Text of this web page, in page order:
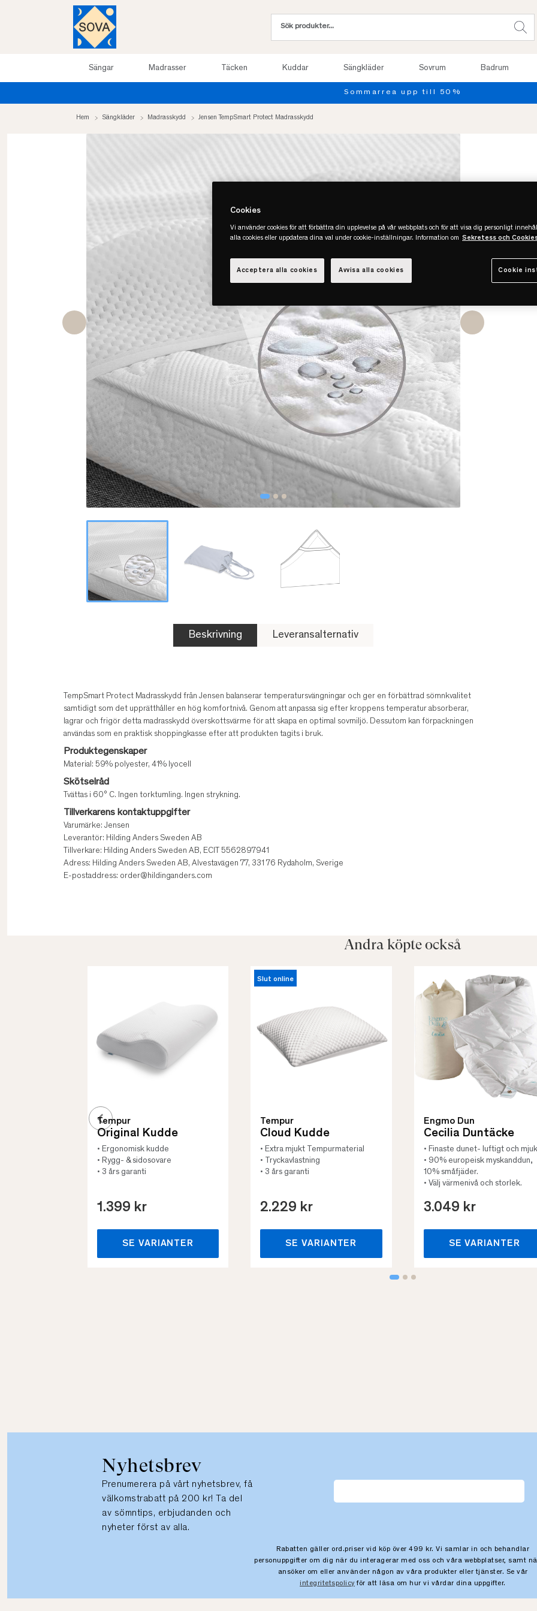
Sängar Madrasser Täcken Kuddar Sängkläder Sovrum Badrum
Sommarrea upp till 50%
Hem Sängkläder Madrasskydd Jensen TempSmart Protect Madrasskydd
Beskrivning Leveransalternativ
TempSmart Protect Madrasskydd från Jensen balanserar temperatursvängningar och ger en förbättrad sömnkvalitet
samtidigt som det upprätthåller en hög komfortnivå. Genom att anpassa sig efter kroppens temperatur absorberar,
lagrar och frigör detta madrasskydd överskottsvärme för att skapa en optimal sovmiljö. Dessutom kan förpackningen
användas som en praktisk shoppingkasse efter att produkten tagits i bruk.
Produktegenskaper
Material: 59% polyester, 41% lyocell
Skötselråd
Tvättas i 60° C. Ingen torktumling. Ingen strykning.
Tillverkarens kontaktuppgifter
Varumärke: Jensen
Leverantör: Hilding Anders Sweden AB
Tillverkare: Hilding Anders Sweden AB, ECIT 5562897941
Adress: Hilding Anders Sweden AB, Alvestavägen 77, 331 76 Rydaholm, Sverige
E-postaddress: order@hildinganders.com
Andra köpte också
Tempur
Original Kudde
• Ergonomisk kudde
• Rygg- & sidosovare
• 3 års garanti
1.399 kr
SE VARIANTER
Slut online
Tempur
Cloud Kudde
• Extra mjukt Tempurmaterial
• Tryckavlastning
• 3 års garanti
2.229 kr
SE VARIANTER
Engmo Dun
Cecilia Duntäcke
• Finaste dunet- luftigt och
• 90% europeisk myskanddun,
10% småfjäder.
• Välj värmenivå och storlek.
3.049 kr
SE VARIANTER
Nyhetsbrev
Prenumerera på vårt nyhetsbrev, få
välkomstrabatt på 200 kr! Ta del
av sömntips, erbjudanden och
nyheter först av alla.
Rabatten gäller ord.priser vid köp över 499 kr. Vi samlar in och behandlar
personuppgifter om dig när du interagerar med oss och våra webbplatser, samt
ansöker om eller använder någon av våra produkter eller tjänster. Se vår
integritetspolicy för att läsa om hur vi vårdar dina uppgifter.
Cookies
Vi använder cookies för att förbättra din upplevelse på vår webbplats och för att visa dig personligt
alla cookies eller uppdatera dina val under cookie-inställningar. Information om Sekretess och
Cookie
Avvisa alla cookies
Acceptera alla cookies